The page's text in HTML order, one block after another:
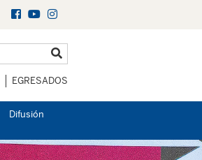
EGRESADOS
Difusión